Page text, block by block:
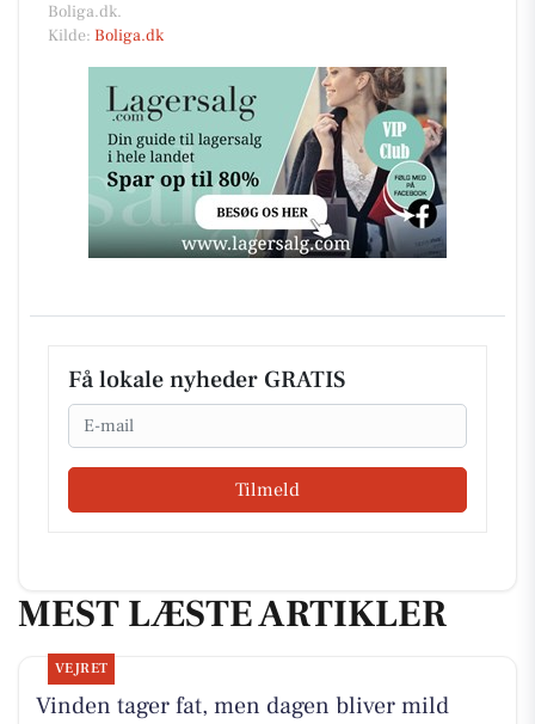
Boliga.dk.
Kilde: Boliga.dk
Få lokale nyheder GRATIS
Email
Tilmeld
MEST LÆSTE ARTIKLER
VEJRET
Vinden tager fat, men dagen bliver mild